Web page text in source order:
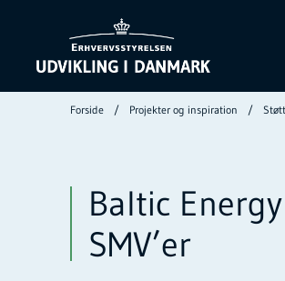
Forside Projekter og inspiration
Baltic
SMV’er